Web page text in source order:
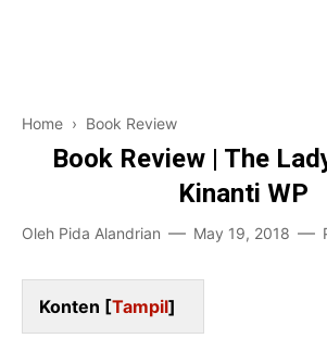
Game-Teknologi
Entertainment
Home › Book Review
Book Review | The
Kinanti WP
Oleh Pida Alandrian May 19, 2018
Konten [Tampil]